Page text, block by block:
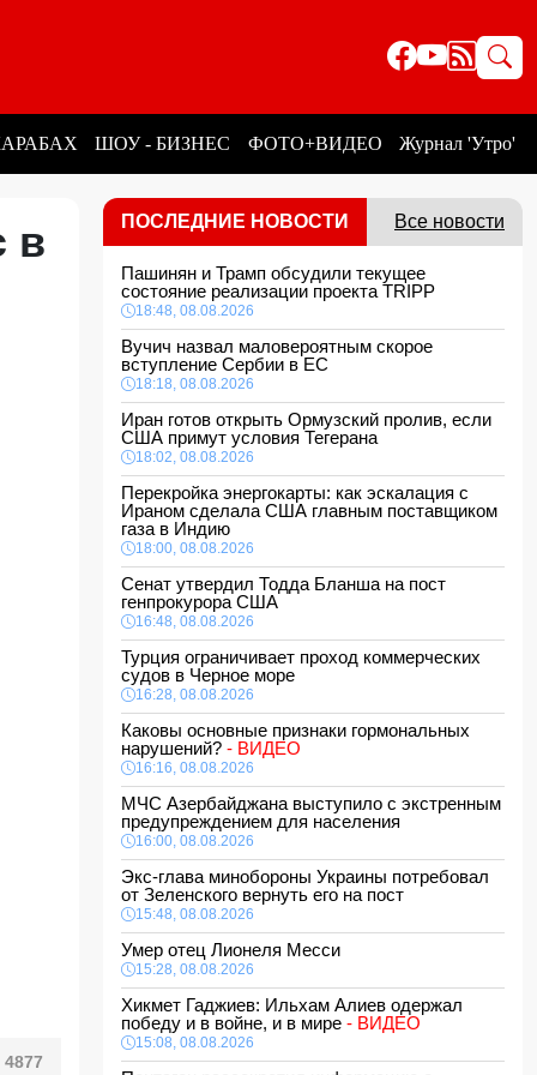
ШОУ - БИЗНЕС ФОТО+ВИДЕО Журнал 'Утро'
в
4877
ПОСЛЕДНИЕ НОВОСТИ Все новости
Пашинян и Трамп обсудили текущее
состояние реализации проекта TRIPP
18:48, 08.08.2026
Вучич назвал маловероятным скорое
вступление Сербии в ЕС
18:18, 08.08.2026
Иран готов открыть Ормузский пролив, если
США примут условия Тегерана
18:02, 08.08.2026
Перекройка энергокарты: как эскалация с
Ираном сделала США главным поставщиком
газа в Индию
18:00, 08.08.2026
Сенат утвердил Тодда Бланша на пост
генпрокурора США
16:48, 08.08.2026
Турция ограничивает проход коммерческих
судов в Черное море
16:28, 08.08.2026
Каковы основные признаки гормональных
нарушений? - ВИДЕО
16:16, 08.08.2026
МЧС Азербайджана выступило с экстренным
предупреждением для населения
16:00, 08.08.2026
Экс-глава минобороны Украины потребовал
от Зеленского вернуть его на пост
15:48, 08.08.2026
Умер отец Лионеля Месси
15:28, 08.08.2026
Хикмет Гаджиев: Ильхам Алиев одержал
победу и в войне, и в мире - ВИДЕО
15:08, 08.08.2026